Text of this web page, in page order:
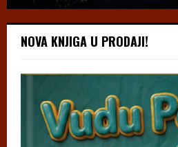
NOVA KNJIGA U PRODAJI!